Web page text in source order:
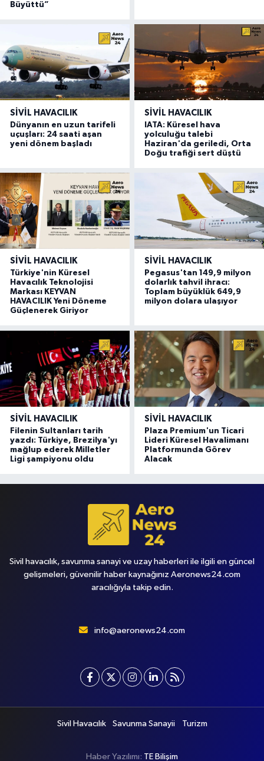
Büyüttü”
SIVIL HAVACILIK
Dünyanın en uzun tarifeli
uçuşları: 24 saati aşan
yeni dönem başladı
SIVIL HAVACILIK
IATA: Küresel hava
yolculuğu talebi
Haziran'da geriledi, Orta
Doğu trafiği sert düştü
SIVIL HAVACILIK
Türkiye'nin Küresel
Havacılık Teknolojisi
Markası KEYVAN
HAVACILIK Yeni Döneme
Güçlenerek Giriyor
SIVIL HAVACILIK
Pegasus'tan 149,9 milyon
dolarlık tahvil ihracı:
Toplam büyüklük 649,9
milyon dolara ulaşıyor
SIVIL HAVACILIK
Filenin Sultanları tarih
yazdı: Türkiye, Brezilya'yı
mağlup ederek Milletler
Ligi şampiyonu oldu
SIVIL HAVACILIK
Plaza Premium'un Ticari
Lideri Küresel Havalimanı
Platformunda Görev
Alacak
Sivil havacılık, savunma sanayi ve uzay haberleri ile ilgili en güncel
gelişmeleri, güvenilir haber kaynağınız Aeronews24.com
aracılığıyla takip edin.
info@aeronews24.com
Sivil Havacılık Savunma Sanayii Turizm
Haber Yazılımı: TE Bilişim